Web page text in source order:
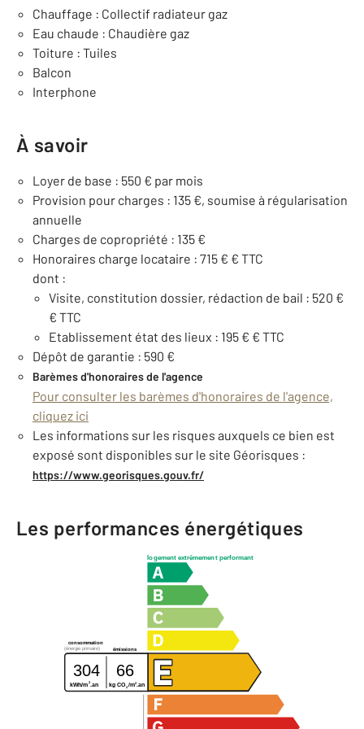
Chauffage : Collectif radiateur gaz
Eau chaude : Chaudière gaz
Toiture : Tuiles
Balcon
Interphone
À savoir
Loyer de base : 550 € par mois
Provision pour charges : 135 €, soumise à régularisation
annuelle
Charges de copropriété : 135 €
Honoraires charge locataire : 715 € € TTC
dont :
Visite, constitution dossier, rédaction de bail : 520 €
€ TTC
Etablissement état des lieux : 195 € € TTC
Dépôt de garantie : 590 €
Barèmes d'honoraires de l'agence
Pour consulter les barèmes d'honoraires de l'agence,
cliquez ici
Les informations sur les risques auxquels ce bien est
exposé sont disponibles sur le site Géorisques :
https://www.georisques.gouv.fr/
Les performances énergétiques
logement extrêmement performant
consommation
émissions
(énergie primaire)
304 66
kWh/m2.an kg CO2/m2 .an